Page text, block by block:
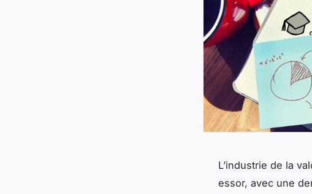
L’industrie de la
essor, avec une